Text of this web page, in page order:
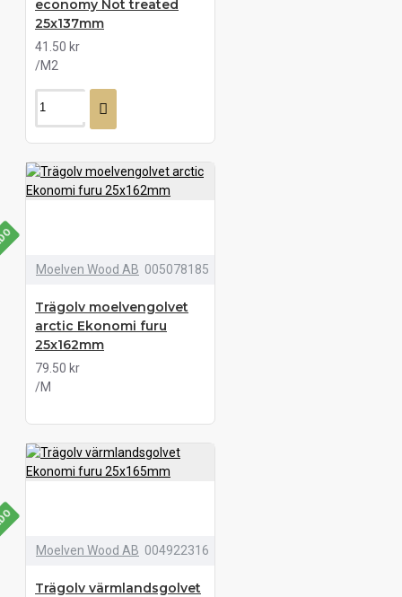
economy Not treated
25x137mm
41.50 kr
/M2
Moelven Wood AB 005078185
Trägolv moelvengolvet
arctic Ekonomi furu
25x162mm
79.50 kr
/M
Moelven Wood AB 004922316
Trägolv värmlandsgolvet